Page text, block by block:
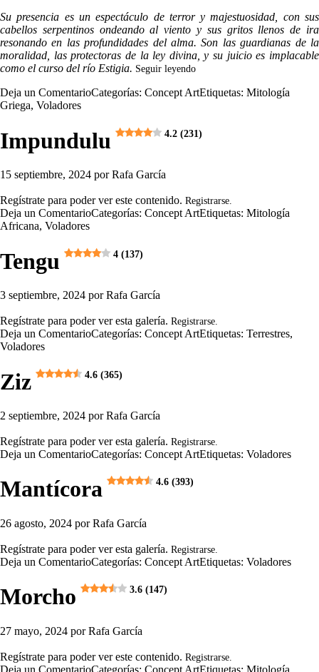
Su presencia es un espectáculo de terror y majestuosidad, con sus
cabellos serpentinos ondeando al viento y sus gritos llenos de ira
resonando en las profundidades del alma. Son las guardianas de la
moralidad, las protectoras de la ley divina, y su juicio es implacable
como el curso del río Estigia. Seguir leyendo
Deja un ComentarioCategorías: Concept ArtEtiquetas: Mitología
Griega, Voladores
Impundulu 4.2 (231)
15 septiembre, 2024 porRafa García
Regístrate para poder ver este contenido. Registrarse.
Deja un ComentarioCategorías: Concept ArtEtiquetas: Mitología
Africana, Voladores
Tengu 4 (137)
3 septiembre, 2024 porRafa García
Regístrate para poder ver esta galería. Registrarse.
Deja un ComentarioCategorías: Concept ArtEtiquetas: Terrestres,
Voladores
Ziz 4.6 (365)
2 septiembre, 2024 porRafa García
Regístrate para poder ver esta galería. Registrarse.
Deja un ComentarioCategorías: Concept ArtEtiquetas: Voladores
Mantícora 4.6 (393)
26 agosto, 2024 porRafa García
Regístrate para poder ver esta galería. Registrarse.
Deja un ComentarioCategorías: Concept ArtEtiquetas: Voladores
Morcho 3.6 (147)
27 mayo, 2024 porRafa García
Regístrate para poder ver este contenido. Registrarse.
Deja un ComentarioCategorías: Concept ArtEtiquetas: Mitología